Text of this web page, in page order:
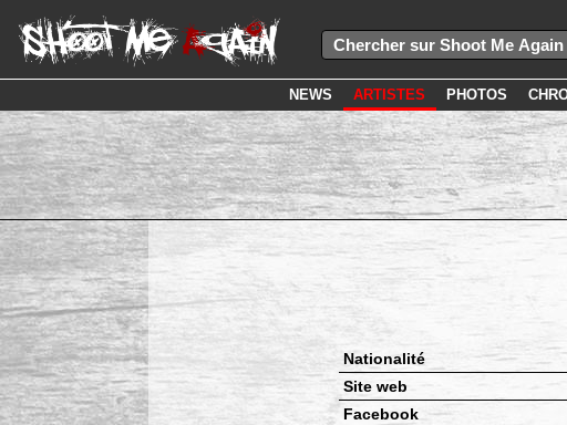
NEWS ARTISTES PHOTOS
Nationalité
Site web
Facebook